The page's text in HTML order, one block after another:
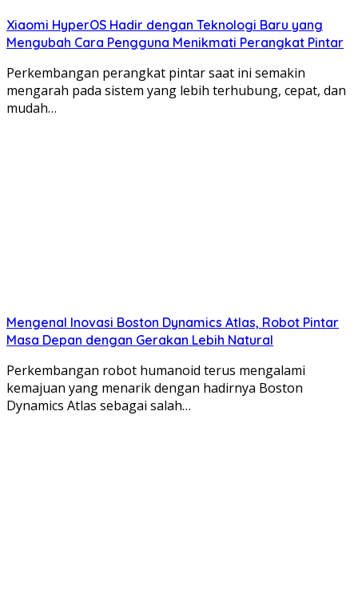
Xiaomi HyperOS Hadir dengan Teknologi Baru yang
Mengubah Cara Pengguna Menikmati Perangkat Pintar
Perkembangan perangkat pintar saat ini semakin
mengarah pada sistem yang lebih terhubung, cepat, dan
mudah…
Mengenal Inovasi Boston Dynamics Atlas, Robot Pintar
Masa Depan dengan Gerakan Lebih Natural
Perkembangan robot humanoid terus mengalami
kemajuan yang menarik dengan hadirnya Boston
Dynamics Atlas sebagai salah…